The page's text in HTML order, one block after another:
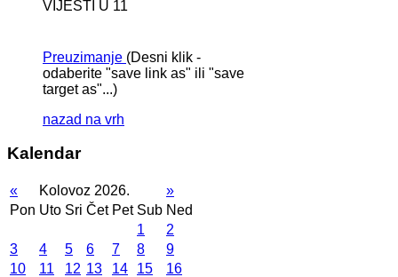
VIJESTI U 11
Preuzimanje (Desni klik -
odaberite "save link as" ili "save
target as"...)
nazad na vrh
Kalendar
« Kolovoz 2026.
»
Pon Uto Sri Čet Pet Sub Ned
1
2
3
4 5 6 7 8
9
10
11 12 13 14 15
16